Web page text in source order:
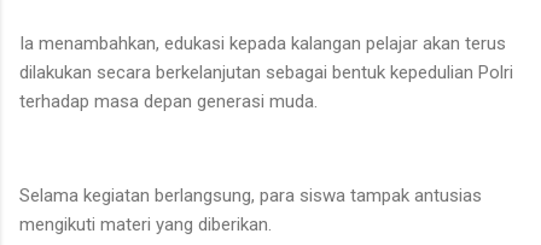
Ia menambahkan, edukasi kepada kalangan pelajar akan terus
dilakukan secara berkelanjutan sebagai bentuk kepedulian Polri
terhadap masa depan generasi muda.
Selama kegiatan berlangsung, para siswa tampak antusias
mengikuti materi yang diberikan.